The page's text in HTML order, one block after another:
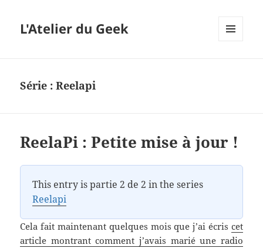
L'Atelier du Geek
Série :Reelapi
ReelaPi : Petite mise à jour !
This entry is partie 2 de 2 in the series
Reelapi
Cela fait maintenant quelques mois que j’ai écris cet
article montrant comment j’avais marié une radio